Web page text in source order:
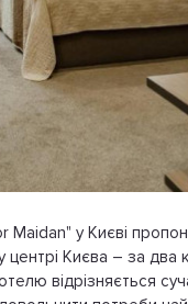
Maidan" у Києві
центрі Києва – за два
відрізняється